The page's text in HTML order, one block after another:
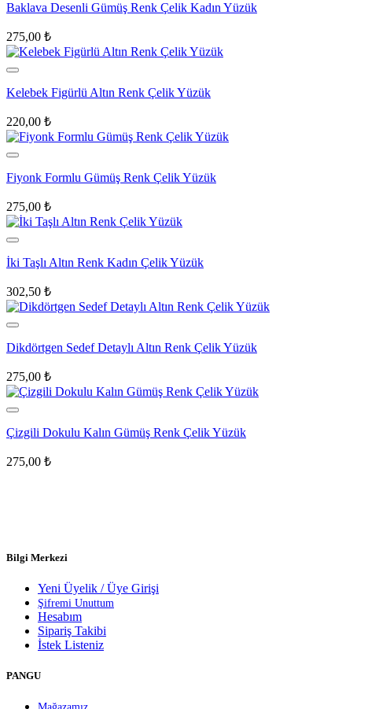
Baklava Desenli Gümüş Renk Çelik Kadın Yüzük
275,00 ₺
Kelebek Figürlü Altın Renk Çelik Yüzük
220,00 ₺
Fiyonk Formlu Gümüş Renk Çelik Yüzük
275,00 ₺
İki Taşlı Altın Renk Kadın Çelik Yüzük
302,50 ₺
Dikdörtgen Sedef Detaylı Altın Renk Çelik Yüzük
275,00 ₺
Çizgili Dokulu Kalın Gümüş Renk Çelik Yüzük
275,00 ₺
Bilgi Merkezi
Yeni Üyelik / Üye Girişi
Şifremi Unuttum
Hesabım
Sipariş Takibi
İstek Listeniz
PANGU